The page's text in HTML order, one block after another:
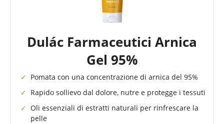
Dulác Farmaceutici Arnica
Gel 95%
Pomata con una concentrazione di arnica del 95%
Rapido sollievo dal dolore, nutre e protegge i tessuti
Oli essenziali di estratti naturali per rinfrescare la
pelle